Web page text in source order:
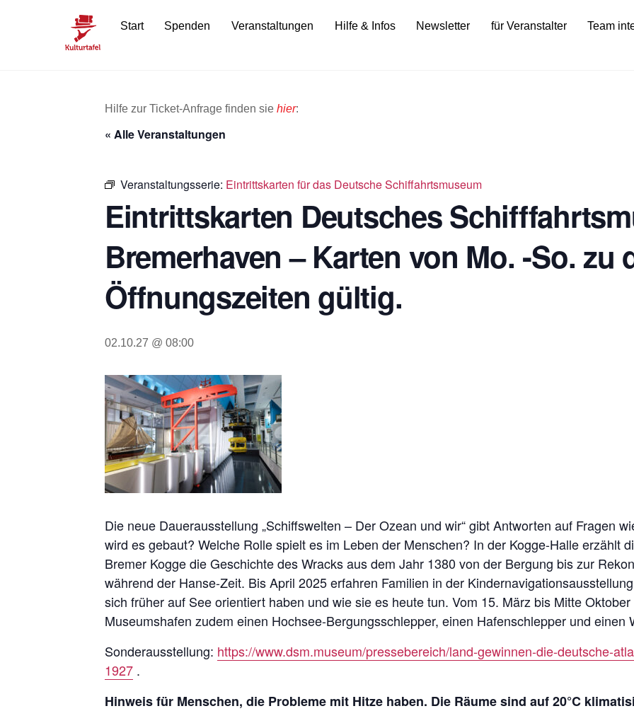
Start Spenden Veranstaltungen Hilfe & Infos Newsletter für Veranstalter Team
Hilfe zur Ticket-Anfrage finden sie hier:
« Alle Veranstaltungen
Veranstaltungsserie: Eintrittskarten für das Deutsche Schiffahrtsmuseum
Eintrittskarten Deutsches
Bremerhaven – Karten von Mo. -So. zu
Öffnungszeiten gültig.
02.10.27 @ 08:00
Die neue Dauerausstellung „Schiffswelten – Der Ozean und wir“ gibt Antworten auf Fragen
wird es gebaut? Welche Rolle spielt es im Leben der Menschen? In der Kogge-Halle erzählt
Bremer Kogge die Geschichte des Wracks aus dem Jahr 1380 von der Bergung bis zur
während der Hanse-Zeit. Bis April 2025 erfahren Familien in der
sich früher auf See orientiert haben und wie sie es heute tun. Vom 15. März bis Mitte
Museumshafen zudem einen Hochsee-Bergungsschlepper, einen Hafenschlepper und einen
Sonderausstellung: https://www.dsm.museum/pressebereich/land-gewinnen-die-deutsche-
1927 .
Hinweis für Menschen, die Probleme mit Hitze haben. Die Räume sind auf 20°C